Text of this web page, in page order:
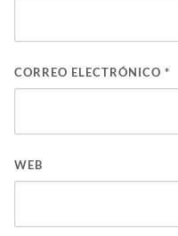
CORREO ELECTRÓNICO *
WEB